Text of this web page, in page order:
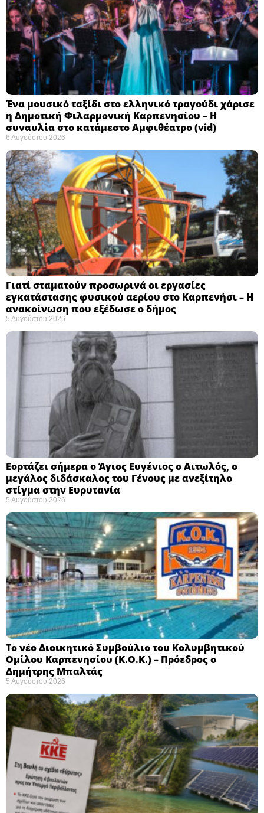
Ένα μουσικό ταξίδι στο ελληνικό τραγούδι χάρισε
η Δημοτική Φιλαρμονική Καρπενησίου – Η
συναυλία στο κατάμεστο Αμφιθέατρο (vid)
6 Αυγούστου 2026
Γιατί σταματούν προσωρινά οι εργασίες
εγκατάστασης φυσικού αερίου στο Καρπενήσι – Η
ανακοίνωση που εξέδωσε ο δήμος
5 Αυγούστου 2026
Εορτάζει σήμερα ο Άγιος Ευγένιος ο Αιτωλός, ο
μεγάλος διδάσκαλος του Γένους με ανεξίτηλο
στίγμα στην Ευρυτανία
5 Αυγούστου 2026
Το νέο Διοικητικό Συμβούλιο του Κολυμβητικού
Ομίλου Καρπενησίου (Κ.Ο.Κ.) – Πρόεδρος ο
Δημήτρης Μπαλτάς
5 Αυγούστου 2026